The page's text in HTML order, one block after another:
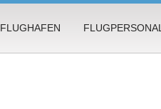
FLUGHAFEN FLUGPERSONAL